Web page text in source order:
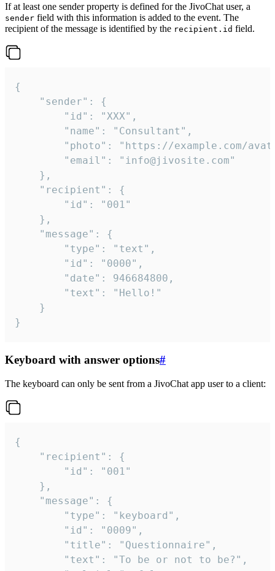
If at least one sender property is defined for the JivoChat user, a
sender field with this information is added to the event. The
recipient of the message is identified by the recipient.id field.
{
}
Keyboard with answer options#
The keyboard can only be sent from a JivoChat app user to a client:
{